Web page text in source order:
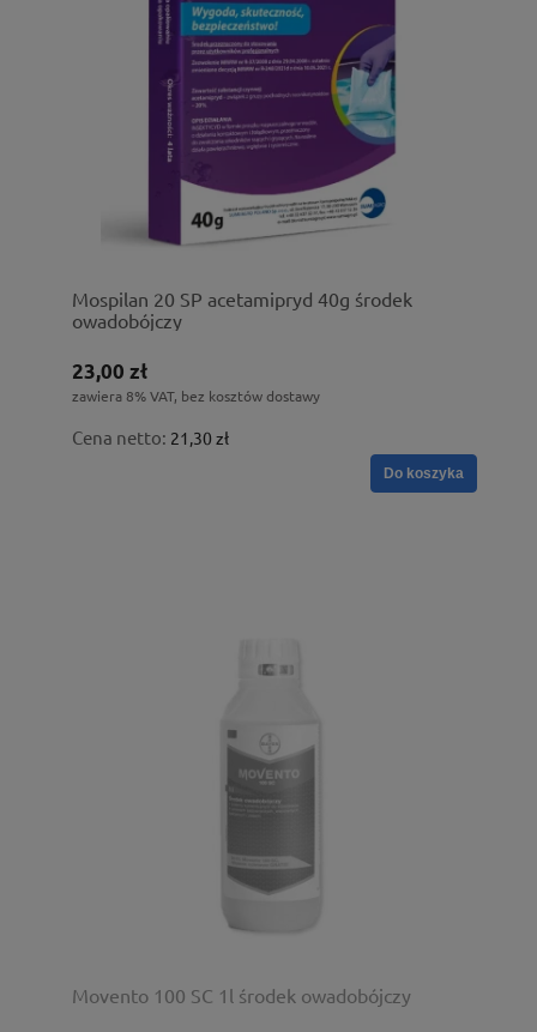
Mospilan 20 SP acetamipryd 40g środek
owadobójczy
23,00 zł
zawiera 8% VAT, bez kosztów dostawy
Cena netto: 21,30 zł
Do koszyka
Movento 100 SC 1l środek owadobójczy